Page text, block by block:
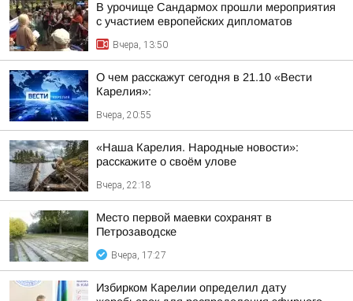
В урочище Сандармох прошли мероприятия
с участием европейских дипломатов
Вчера, 13:50
О чем расскажут сегодня в 21.10 «Вести
Карелия»:
Вчера, 20:55
«Наша Карелия. Народные новости»:
расскажите о своём улове
Вчера, 22:18
Место первой маевки сохранят в
Петрозаводске
Вчера, 17:27
Избирком Карелии определил дату